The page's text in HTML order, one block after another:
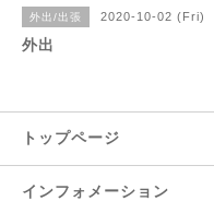
外出/出張 2020-10-02 (Fri)
外出
トップページ
インフォメーション